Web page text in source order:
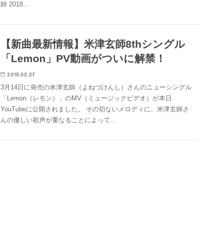
師 2018…
【新曲最新情報】米津玄師8thシングル
「Lemon」PV動画がついに解禁！
2018.02.27
3月14日に発売の米津玄師（よねづけんし）さんのニューシングル
「Lemon（レモン）」のMV（ミュージックビデオ）が本日
YouTubeに公開されました。 その切ないメロディに、米津玄師さ
んの優しい歌声が重なることによって…